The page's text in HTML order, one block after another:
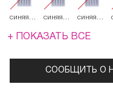
синяя
синяя
синяя
+ ПОКАЗАТЬ ВСЕ
СООБЩИТЬ О